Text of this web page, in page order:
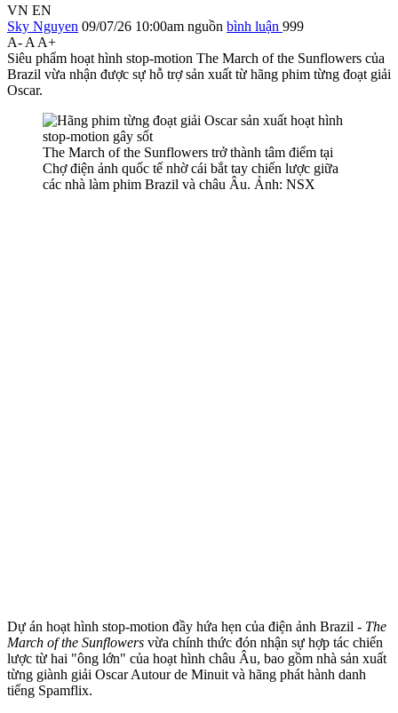
VN EN
Sky Nguyen 09/07/26 10:00am nguồn bình luận 999
A- A A+
Siêu phẩm hoạt hình stop-motion The March of the Sunflowers của
Brazil vừa nhận được sự hỗ trợ sản xuất từ hãng phim từng đoạt giải
Oscar.
The March of the Sunflowers trở thành tâm điểm tại
Chợ điện ảnh quốc tế nhờ cái bắt tay chiến lược giữa
các nhà làm phim Brazil và châu Âu. Ảnh: NSX
Dự án hoạt hình stop-motion đầy hứa hẹn của điện ảnh Brazil - The
March of the Sunflowers vừa chính thức đón nhận sự hợp tác chiến
lược từ hai "ông lớn" của hoạt hình châu Âu, bao gồm nhà sản xuất
từng giành giải Oscar Autour de Minuit và hãng phát hành danh
tiếng Spamflix.